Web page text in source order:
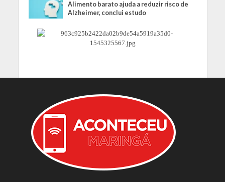
Alimento barato ajuda a reduzir risco de
Alzheimer, conclui estudo